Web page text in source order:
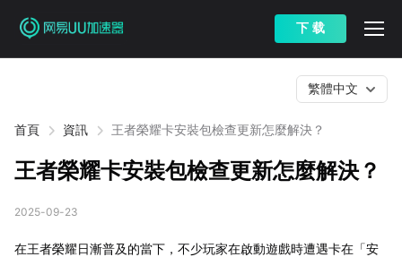
下 载
首頁 資訊 王者榮耀卡安裝包檢查更新怎麼解決？
繁體中文
王者榮耀卡安裝包檢查更新怎麼解決？
2025-09-23
在王者榮耀日漸普及的當下，不少玩家在啟動遊戲時遭遇卡在「安